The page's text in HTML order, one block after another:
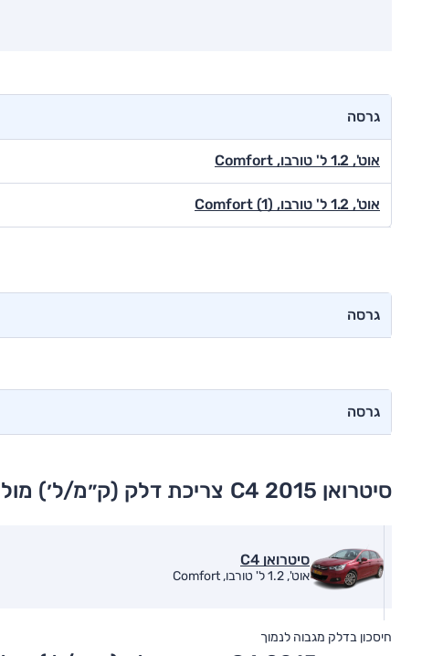
גרסה
אוט', 1.2 ל' טורבו, Comfort
אוט', 1.2 ל' טורבו, Comfort (1)
גרסה
גרסה
סיטרואן C4 2015 צריכת דלק (ק״מ/ל׳)
סיטרואן C4
אוט', 1.2 ל' טורבו, Comfort
חיסכון בדלק מגבוה לנמוך